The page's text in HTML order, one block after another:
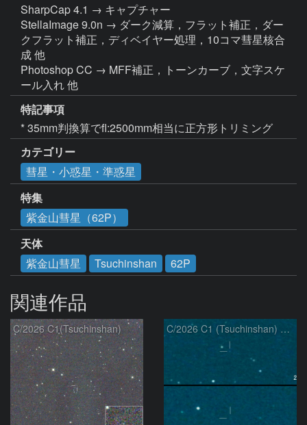
SharpCap 4.1 → キャプチャー
StellaImage 9.0n → ダーク減算，フラット補正，ダー
クフラット補正，ディベイヤー処理，10コマ彗星核合
成 他
Photoshop CC → MFF補正，トーンカーブ，文字スケ
ール入れ 他
特記事項
* 35mm判換算でfl:2500mm相当に正方形トリミング
カテゴリー
彗星・小惑星・準惑星
特集
紫金山彗星（62P）
天体
紫金山彗星
Tsuchinshan 62P
関連作品
C/2026 C1(Tsuchinshan) C/2026 C1 (Tsuchinshan) の変化